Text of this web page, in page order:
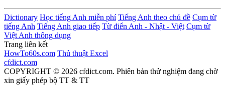
Dictionary Học tiếng Anh miễn phí Tiếng Anh theo chủ đề Cụm từ
tiếng Anh Tiếng Anh giao tiếp Từ điển Anh - Nhật - Việt Cụm từ
Việt Anh thông dụng
Trang liên kết
HowTo60s.com Thủ thuật Excel
cfdict.com
COPYRIGHT © 2026 cfdict.com. Phiên bản thử nghiệm đang chờ
xin giấy phép bộ TT & TT